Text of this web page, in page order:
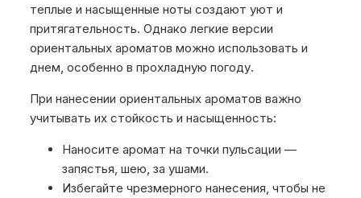
теплые и насыщенные ноты создают уют и
притягательность. Однако легкие версии
ориентальных ароматов можно использовать и
днем, особенно в прохладную погоду.
При нанесении ориентальных ароматов важно
учитывать их стойкость и насыщенность:
Наносите аромат на точки пульсации —
запястья, шею, за ушами.
Избегайте чрезмерного нанесения, чтобы не